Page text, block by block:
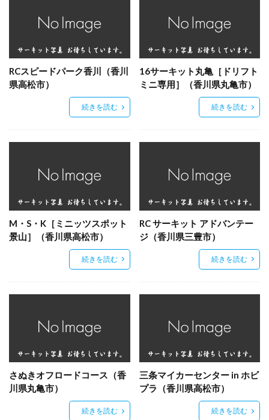
RCスピードパーク香川（香川
県高松市）
続きを読む
16サーキット丸亀［ドリフト
ミニ専用］（香川県丸亀市）
続きを読む
M・S・K［ミニッツスポット
景山］（香川県高松市）
続きを読む
RC サーキット アドバンテー
ジ（香川県三豊市）
続きを読む
さぬきオフロードコース（香
川県丸亀市）
続きを読む
三条マイカーセンター in ホビ
プラ（香川県高松市）
続きを読む